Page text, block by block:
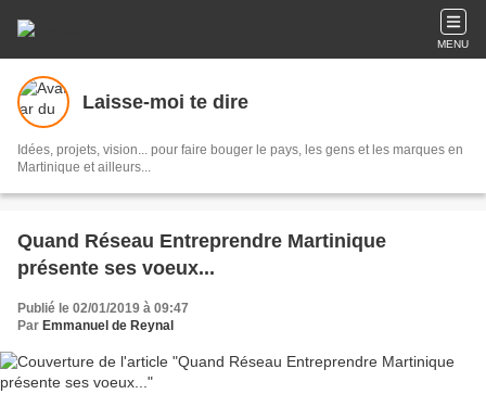
MENU
Laisse-moi te dire
Idées, projets, vision... pour faire bouger le pays, les gens et les marques en
Martinique et ailleurs...
Quand Réseau Entreprendre Martinique
présente ses voeux...
Publié le 02/01/2019 à 09:47
Par Emmanuel de Reynal